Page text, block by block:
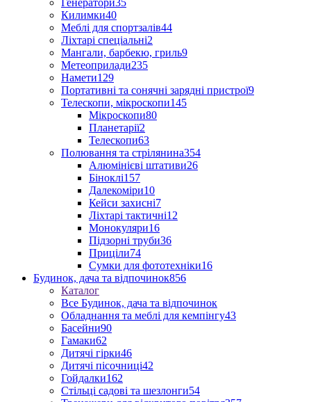
Генератори35
Килимки40
Меблі для спортзалів44
Ліхтарі спеціальні2
Мангали, барбекю, гриль9
Метеоприлади235
Намети129
Портативні та сонячні зарядні пристрої9
Телескопи, мікроскопи145
Мікроскопи80
Планетарії2
Телескопи63
Полювання та стрілянина354
Алюмінієві штативи26
Біноклі157
Далекоміри10
Кейси захисні7
Ліхтарі тактичні12
Монокуляри16
Підзорні труби36
Приціли74
Сумки для фототехніки16
Будинок, дача та відпочинок856
Каталог
Все Будинок, дача та відпочинок
Обладнання та меблі для кемпінгу43
Басейни90
Гамаки62
Дитячі гірки46
Дитячі пісочниці42
Гойдалки162
Стільці садові та шезлонги54